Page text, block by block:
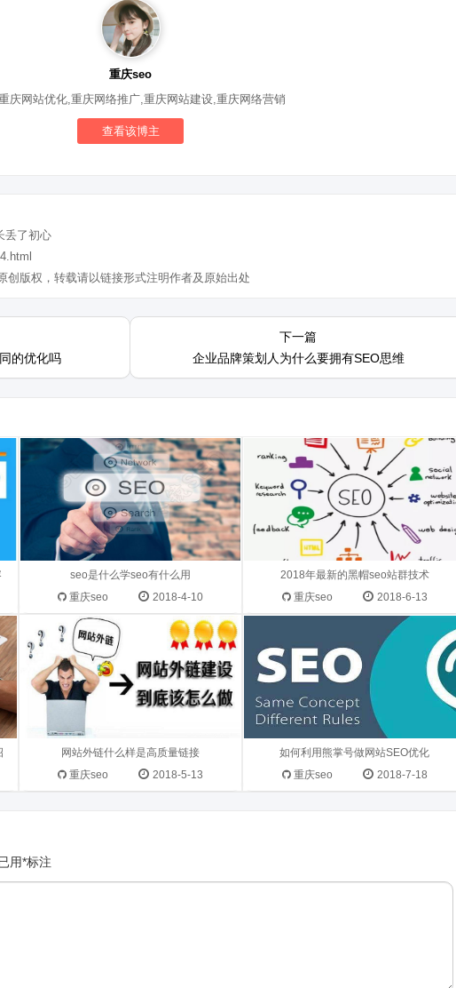
重庆seo
庆网站优化,重庆网络推广,重庆网站建设,重庆网络营销
查看该博主
丢了初心
创版权，转载请以链接形式注明作者及原始出处
的优化吗
下一篇
企业品牌策划人为什么要拥有SEO思维
Optimization）：搜索引擎优化，即
是利用搜索引擎的搜索算法规则来提
seo是什么学seo有什么用
重庆seo
2018-4-10
今天冬镜SEO就给大家讲讲2018年最
新的黑帽seo站群技术。 黑帽seo技
术在2018年常用的依然是站群操作方
2018年最新的黑帽seo站群技术
重庆seo
2018-6-13
网站站外链接什么样才算得上是高质
量的链接呢？ 很多时候（这里特别是
做SEO的新手）我们网站页面的外部
链接很多，而实际排名却还不如只有
一两个链接的竞争对手，大家肯定都
很困惑这件...
网站外链什么样是高质量链接
重庆seo
2018-5-13
今天冬镜就和新手站长谈谈在2018年
如何利用熊掌id做网站seo优化。 最
近一段时间，熊掌id项目被百度大力
推广，受到各大站长跟随，但是在很
多站长心中都一直迷茫，那...
如何利用熊掌号做网站SEO优化
重庆seo
2018-7-18
用*标注